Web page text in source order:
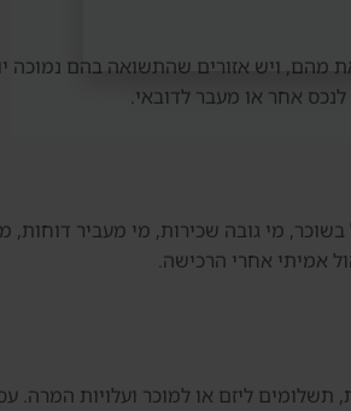
מהם, ויש אזורים שהתשואה בהם נמוכה
אחר או מעבר לדובאי.
מי גובה שכירות, מי מעביר דוחות,
אמיתי אחרי הרכישה.
ליזם או למוכר ועלויות המרה.